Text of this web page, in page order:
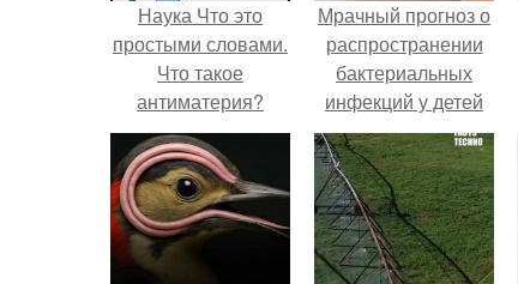
Наука Что это
простыми словами.
Что такое
антиматерия?
Мрачный прогноз о
распространении
бактериальных
инфекций у детей
вышел.